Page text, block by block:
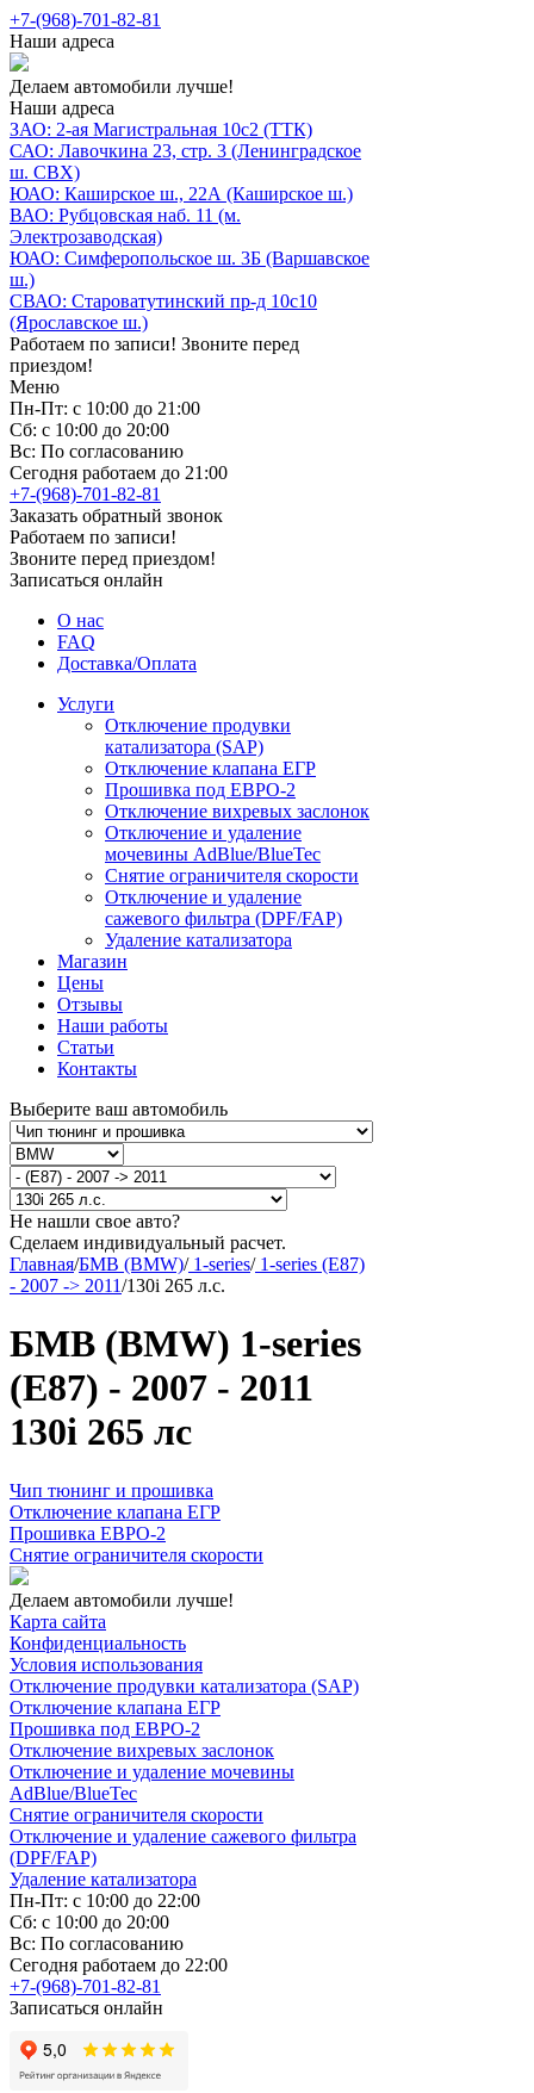
+7-(968)-701-82-81
Наши адреса
Делаем автомобили лучше!
Наши адреса
ЗАО: 2-ая Магистральная 10с2 (ТТК)
САО: Лавочкина 23, стр. 3 (Ленинградское
ш. СВХ)
ЮАО: Каширское ш., 22А (Каширское ш.)
ВАО: Рубцовская наб. 11 (м.
Электрозаводская)
ЮАО: Симферопольское ш. 3Б (Варшавское
ш.)
СВАО: Староватутинский пр-д 10с10
(Ярославское ш.)
Работаем по записи! Звоните перед
приездом!
Меню
Пн-Пт: с 10:00 до 21:00
Сб: с 10:00 до 20:00
Вс: По согласованию
Сегодня работаем до 21:00
+7-(968)-701-82-81
Заказать обратный звонок
Работаем по записи!
Звоните перед приездом!
Записаться онлайн
О нас
FAQ
Доставка/Оплата
Услуги
Отключение продувки
катализатора (SAP)
Отключение клапана ЕГР
Прошивка под ЕВРО-2
Отключение вихревых заслонок
Отключение и удаление
мочевины AdBlue/BlueTec
Снятие ограничителя скорости
Отключение и удаление
сажевого фильтра (DPF/FAP)
Удаление катализатора
Магазин
Цены
Отзывы
Наши работы
Статьи
Контакты
Выберите ваш автомобиль
Не нашли свое авто?
Сделаем индивидуальный расчет.
Главная/БМВ (BMW)/1-series/1-series (E87)
- 2007 -> 2011/130i 265 л.с.
БМВ (BMW) 1-series
(E87) - 2007 - 2011
130i 265 лс
Чип тюнинг и прошивка
Отключение клапана ЕГР
Прошивка ЕВРО-2
Снятие ограничителя скорости
Делаем автомобили лучше!
Карта сайта
Конфиденциальность
Условия использования
Отключение продувки катализатора (SAP)
Отключение клапана ЕГР
Прошивка под ЕВРО-2
Отключение вихревых заслонок
Отключение и удаление мочевины
AdBlue/BlueTec
Снятие ограничителя скорости
Отключение и удаление сажевого фильтра
(DPF/FAP)
Удаление катализатора
Пн-Пт: с 10:00 до 22:00
Сб: с 10:00 до 20:00
Вс: По согласованию
Сегодня работаем до 22:00
+7-(968)-701-82-81
Записаться онлайн